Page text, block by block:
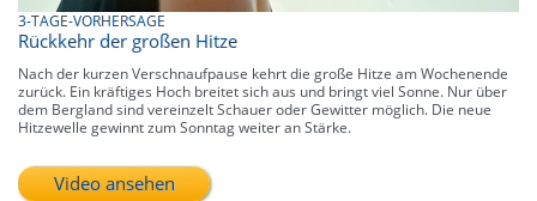
3-TAGE-VORHERSAGE
Rückkehr der großen Hitze
Nach der kurzen Verschnaufpause kehrt die große Hitze am Wochenende
zurück. Ein kräftiges Hoch breitet sich aus und bringt viel Sonne. Nur über
dem Bergland sind vereinzelt Schauer oder Gewitter möglich. Die neue
Hitzewelle gewinnt zum Sonntag weiter an Stärke.
Video ansehen